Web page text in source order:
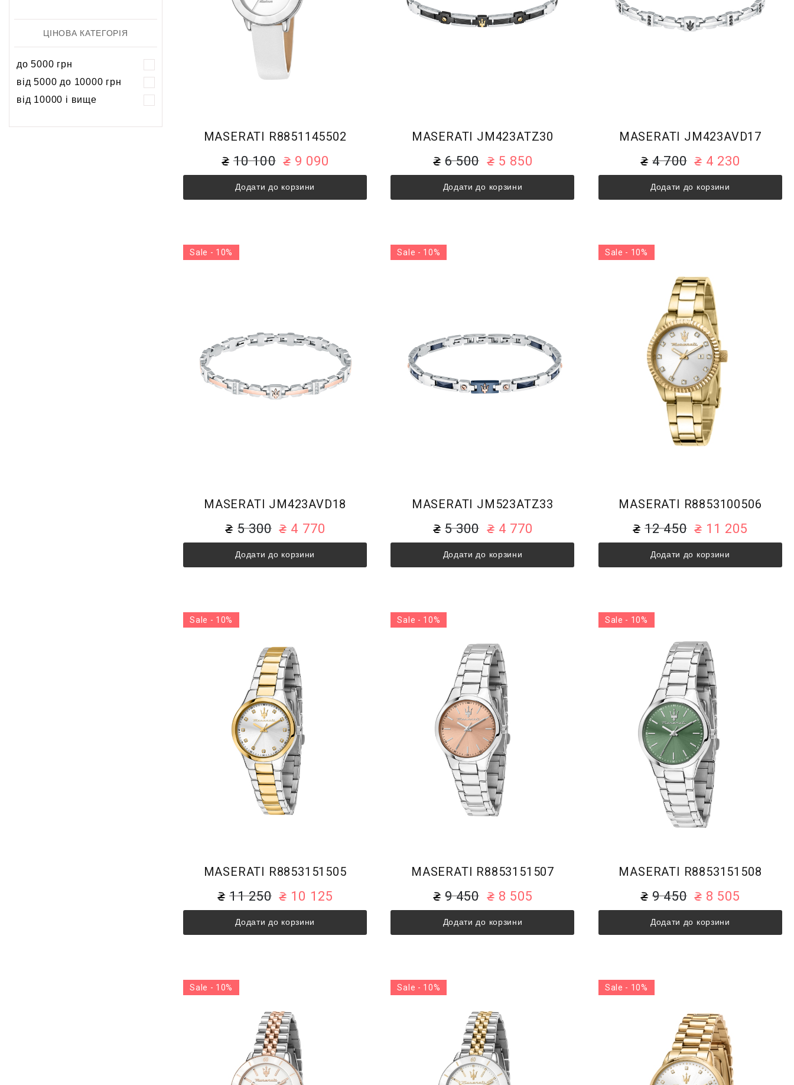
ЦІНОВА КАТЕГОРІЯ
до 5000 грн
від 5000 до 10000 грн
від 10000 і вище
MASERATI R8851145502
10 100 9 090
Додати до корзини
MASERATI JM423ATZ30
6 500 5 850
Додати до корзини
MASERATI JM423AVD17
4 700 4 230
Додати до корзини
MASERATI JM423AVD18
5 300 4 770
Додати до корзини
Sale - 10%
MASERATI JM523ATZ33
5 300 4 770
Додати до корзини
Sale - 10%
MASERATI R8853100506
12 450 11 205
Додати до корзини
Sale - 10%
MASERATI R8853151505
11 250 10 125
Додати до корзини
Sale - 10%
MASERATI R8853151507
9 450 8 505
Додати до корзини
Sale - 10%
MASERATI R8853151508
9 450 8 505
Додати до корзини
Sale - 10%
Sale - 10% Sale - 10% Sale - 10%